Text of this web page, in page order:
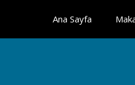
Ana Sayfa